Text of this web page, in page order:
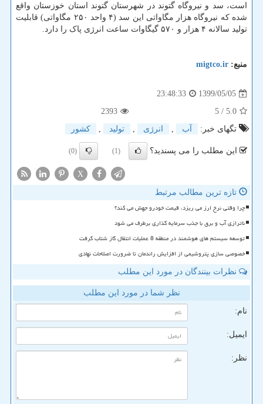
است، سد و نیروگاه گتوند در شهرستان گتوند استان خوزستان واقع
شده که نیروگاه هزار مگاواتی این سد (۴ واحد ۲۵۰ مگاواتی) قابلیت
تولید سالانه ۴ هزار و ۵۷۰ گیگاوات ساعت انرژی پاک را دارد.
منبع: migtco.ir
1399/05/05
23:48:33
5.0
/ 5
2393
تگهای خبر:
آب , انرژی , تولید , كشور
این مطلب را می پسندید؟ (1)
(0)
X
تازه ترین مطالب مرتبط
چرا وقتی نرخ ارز می ریزد، قیمت خودرو جهش می کند؟
ناترازی آب و برق با جذب سرمایه گذاری برطرف می شود
توسعه سیستم های هوشمند در منطقه 8 عملیات انتقال گاز شتاب گرفت
خصوصی سازی پتروشیمی از افزایش راندمان تا ضرورت اصلاحات نهادی
نظرات بینندگان در مورد این مطلب
نظر شما در مورد این مطلب
نام:
ایمیل:
نظر: